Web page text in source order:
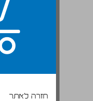
חזרה לאתר